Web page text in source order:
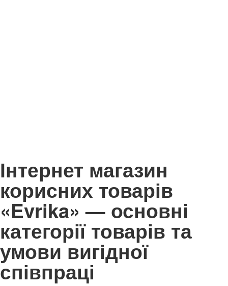
Інтернет магазин
корисних товарів
«Evrika» — основні
категорії товарів та
умови вигідної
співпраці